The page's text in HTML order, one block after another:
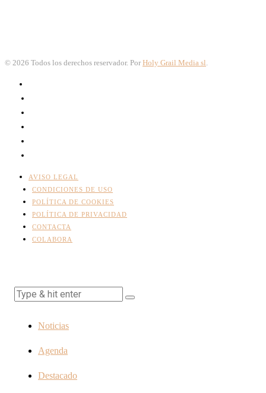
© 2026 Todos los derechos reservador. Por Holy Grail Media sl
AVISO LEGAL
CONDICIONES DE USO
POLÍTICA DE COOKIES
POLÍTICA DE PRIVACIDAD
CONTACTA
COLABORA
Noticias
Agenda
Destacado